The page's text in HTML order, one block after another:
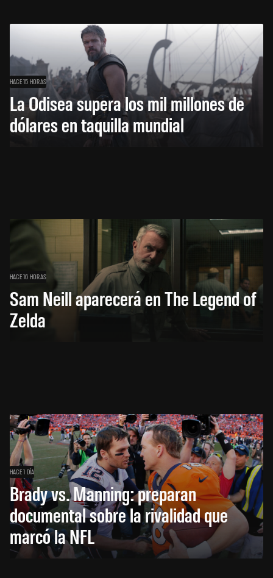
HACE 15 HORAS
La Odisea supera los mil millones de
dólares en taquilla mundial
HACE 16 HORAS
Sam Neill aparecerá en The Legend of
Zelda
HACE 1 DÍA
Brady vs. Manning: preparan
documental sobre la rivalidad que
marcó la NFL